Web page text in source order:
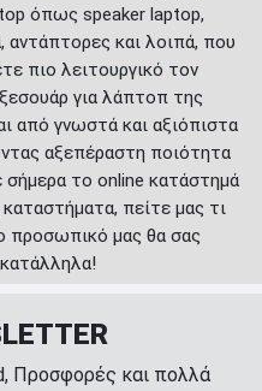
όπως speaker laptop,
και λοιπά, που
πιο λειτουργικό τον
για λάπτοπ της
από γνωστά και αξιόπιστα
αξεπέραστη ποιότητα
το online κατάστημά
πείτε μας τι
προσωπικό μας θα σας
Προσφορές και πολλά